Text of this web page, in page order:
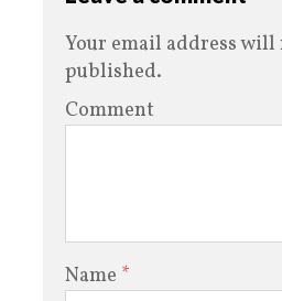
Your email address will
published.
Comment
Name *